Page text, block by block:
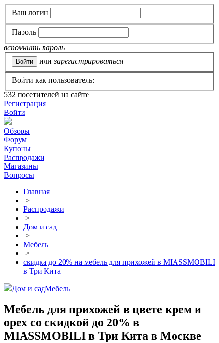
Ваш логин
Пароль
вспомнить пароль
или зарегистрироваться
Войти как пользователь:
532 посетителей на сайте
Регистрация
Войти
Обзоры
Форум
Купоны
Распродажи
Магазины
Вопросы
Главная
>
Распродажи
>
Дом и сад
>
Мебель
>
скидка до 20% на мебель для прихожей в MIASSMOBILI
в Три Кита
Дом и садМебель
Мебель для прихожей в цвете крем и
орех со скидкой до 20% в
MIASSMOBILI в Три Кита в Москве